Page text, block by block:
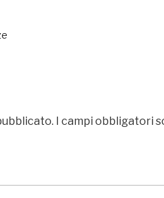
I campi obbligatori